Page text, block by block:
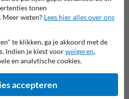
tonen
Meer weten? Lees hier alles over ons
te klikken, ga je akkoord met de
Indien je kiest voorweigeren,
en analytische cookies.
accepteren